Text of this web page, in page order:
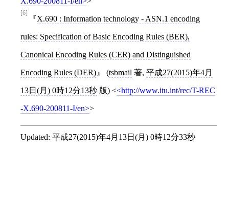
[6]
X.690 : Information technology - ASN.1 encoding
rules: Specification of Basic Encoding Rules (BER),
Canonical Encoding Rules (CER) and Distinguished
Encoding Rules (DER) (tsbmail 著, 平成27(2015)年4月
13日(月) 0時12分13秒 版) < http://www.itu.int/rec/T-REC
-X.690-200811-I/en >
Updated: 平成27(2015)年4月13日(月) 0時12分33秒